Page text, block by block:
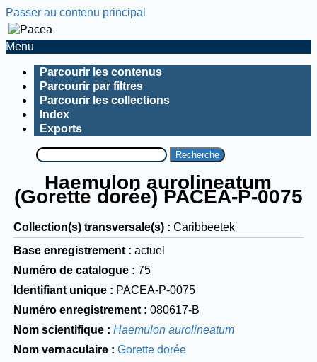
Passer au contenu principal
Menu
Parcourir les contenus
Parcourir par filtres
Parcourir les collections
Index
Exports
Recherche
Haemulon aurolineatum
(Gorette dorée) PACEA-P-0075
Collection(s) transversale(s)
Caribbeetek
Base enregistrement
actuel
Numéro de catalogue
75
Identifiant unique
PACEA-P-0075
Numéro enregistrement
080617-B
Nom scientifique
Haemulon aurolineatum
Nom vernaculaire
Gorette dorée